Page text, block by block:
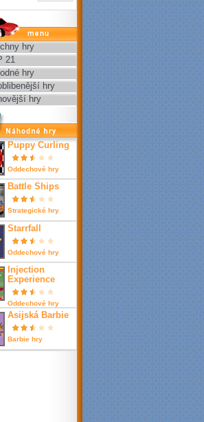
hry
21
hry
hry
hry
Puppy Curling
Oddechové hry
Battle Ships
Strategické hry
Starrfall
Oddechové hry
Injection
Experience
Oddechové hry
Asijská Barbie
Barbie hry